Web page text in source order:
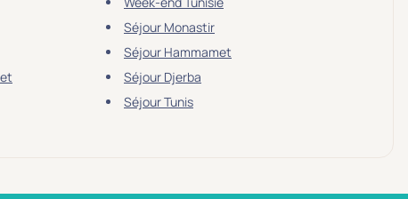
Séjour Monastir
Séjour Hammamet
Séjour Djerba
Séjour Tunis